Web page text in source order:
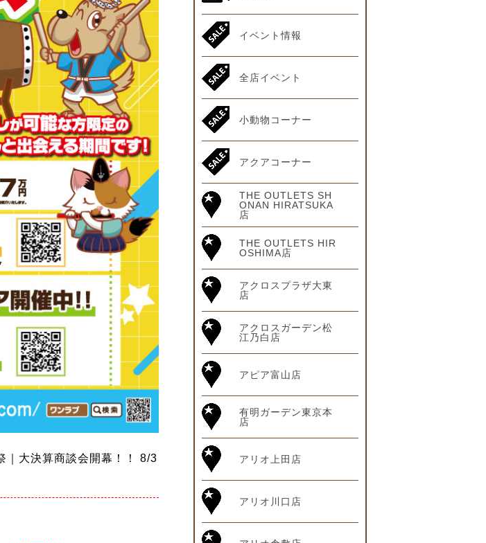
｜大決算商談会開幕！！ 8/3
イベント情報
全店イベント
小動物コーナー
アクアコーナー
THE OUTLETS SH
ONAN HIRATSUKA
店
THE OUTLETS HIR
OSHIMA店
アクロスプラザ大東
店
アクロスガーデン松
江乃白店
アピア富山店
有明ガーデン東京本
店
アリオ上田店
アリオ川口店